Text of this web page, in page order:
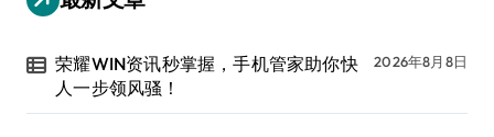
荣耀WIN资讯秒掌握，手机管家助你快
人一步领风骚！
2026年8月8日